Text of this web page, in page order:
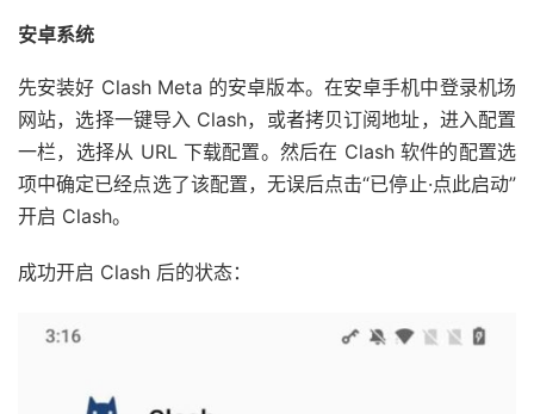
安卓系统
先安装好 Clash Meta 的安卓版本。在安卓手机中登录机场
网站，选择一键导入 Clash，或者拷贝订阅地址，进入配置
一栏，选择从 URL 下载配置。然后在 Clash 软件的配置选
项中确定已经点选了该配置，无误后点击“已停止·点此启动”
开启 Clash。
成功开启 Clash 后的状态：